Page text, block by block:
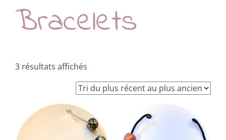
Bracelets
3 résultats affichés
du
plus
récent
au
plus